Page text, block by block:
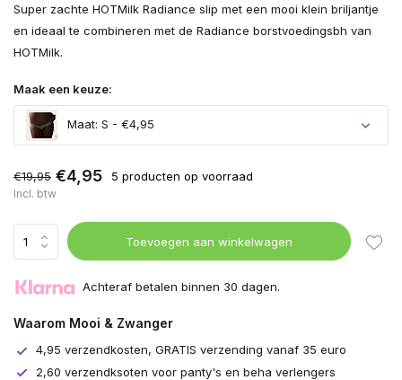
Super zachte HOTMilk Radiance slip met een mooi klein briljantje
en ideaal te combineren met de Radiance borstvoedingsbh van
HOTMilk.
Maak een keuze:
Maat: S - €4,95
€19,95 €4,95 5 producten op voorraad
Incl. btw
Toevoegen aan winkelwagen
Achteraf betalen binnen 30 dagen.
Waarom Mooi & Zwanger
4,95 verzendkosten, GRATIS verzending vanaf 35 euro
2,60 verzendksoten voor panty's en beha verlengers